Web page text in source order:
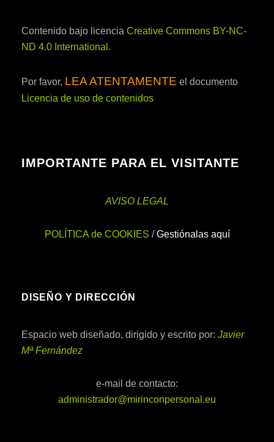
Contenido bajo licencia Creative Commons BY-NC-
ND 4.0 International .
Por favor, LEA ATENTAMENTE el documento
Licencia de uso de contenidos
IMPORTANTE PARA EL VISITANTE
AVISO LEGAL
POLÍTICA de COOKIES /Gestiónalas aquí
DISEÑO Y DIRECCIÓN
Espacio web diseñado, dirigido y escrito por: Javier
Mª Fernández
e-mail de contacto:
administrador@mirinconpersonal.eu